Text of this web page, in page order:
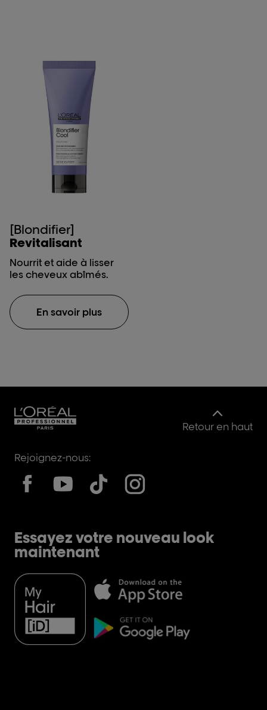
[Blondifier]
Revitalisant
Nourrit et aide à lisser
les cheveux abîmés.
En savoir plus
Retour en haut
Rejoignez-nous:
Essayez votre nouveau look
maintenant